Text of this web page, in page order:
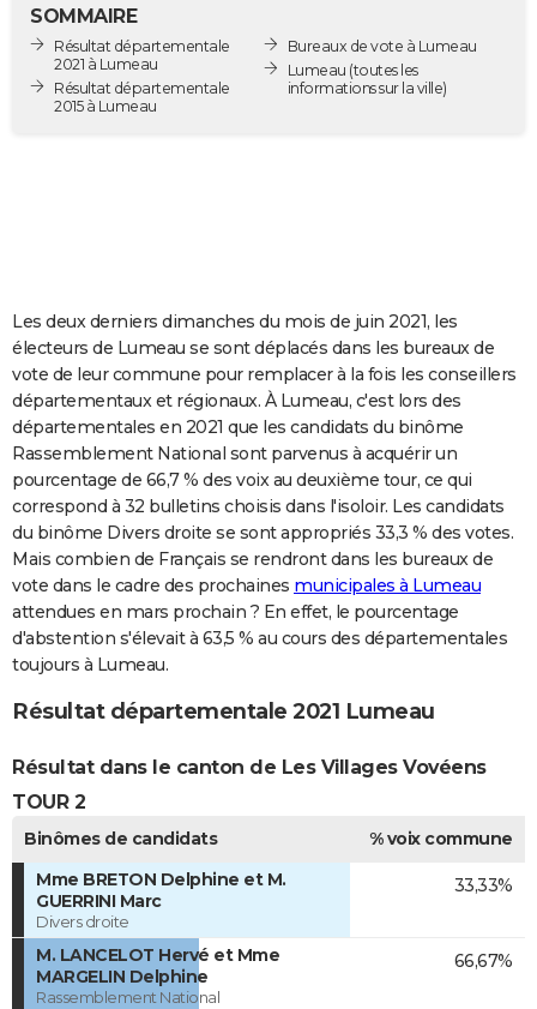
Destinations
City break
Voyage nature
Voyage de noces
Forum
Climat
GUIDES D'ACHAT
COPAINS D'AVANT
S'inscrire
Se connecter
Lycées
Collèges
Primaires
Universités
Entreprises
Service militaire
Avis de recherche
AVIS DE DÉCÈS
FORUM
Bricolage
Lifestyle
Culture
Sport
Auto
Television
Voyage
Cinema
SOMMAIRE
Résultat départementale
2021 à Lumeau
Résultat départementale
2015 à Lumeau
Bureaux de vote à Lumeau
Lumeau (toutes les
informations sur la ville)
Les deux derniers dimanches du mois de juin 2021, les
électeurs de Lumeau se sont déplacés dans les bureaux de
vote de leur commune pour remplacer à la fois les conseillers
départementaux et régionaux. À Lumeau, c'est lors des
départementales en 2021 que les candidats du binôme
Rassemblement National sont parvenus à acquérir un
pourcentage de 66,7 % des voix au deuxième tour, ce qui
correspond à 32 bulletins choisis dans l'isoloir. Les candidats
du binôme Divers droite se sont appropriés 33,3 % des votes.
Mais combien de Français se rendront dans les bureaux de
vote dans le cadre des prochaines municipales à Lumeau
attendues en mars prochain ? En effet, le pourcentage
d'abstention s'élevait à 63,5 % au cours des départementales
toujours à Lumeau.
Résultat départementale 2021 Lumeau
Résultat dans le canton de Les Villages Vovéens
TOUR 2
Binômes de candidats
% voix commune
Mme BRETON Delphine et M.
GUERRINI Marc
Divers droite
33,33%
M. LANCELOT Hervé et Mme
MARGELIN Delphine
Rassemblement National
66,67%